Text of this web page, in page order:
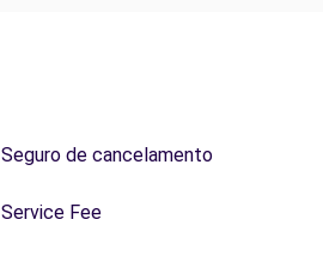
Seguro de cancelamento
Service Fee